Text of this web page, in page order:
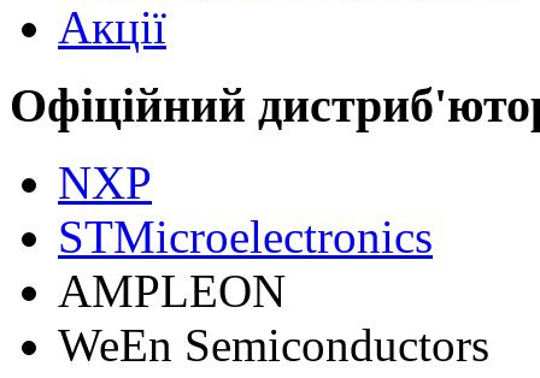
Акції
Офіційний
NXP
STMicroelectronics
АMPLEON
WeEn Semiconductors